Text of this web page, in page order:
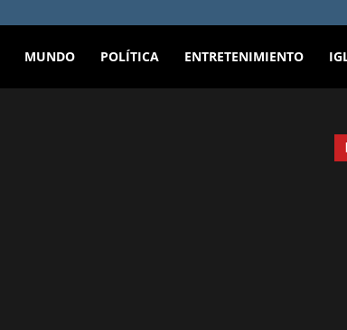
MUNDO POLÍTICA ENTRETENIMIENTO